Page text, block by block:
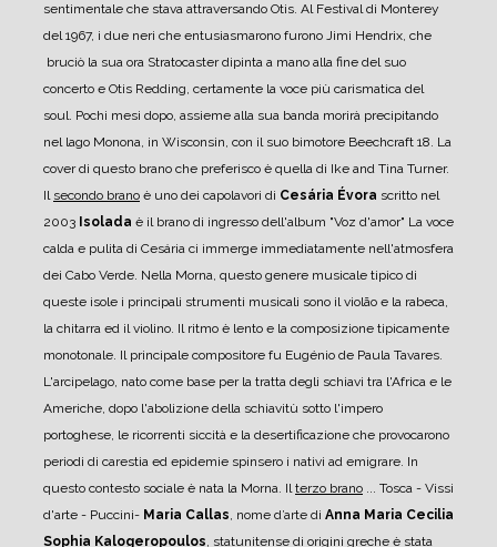
sentimentale che stava attraversando Otis. Al Festival di Monterey
del 1967, i due neri che entusiasmarono furono Jimi Hendrix, che
bruciò la sua ora Stratocaster dipinta a mano alla fine del suo
concerto e Otis Redding, certamente la voce più carismatica del
soul. Pochi mesi dopo, assieme alla sua banda morirà precipitando
nel lago Monona, in Wisconsin, con il suo bimotore Beechcraft 18. La
cover di questo brano che preferisco è quella di Ike and Tina Turner.
Il secondo brano è uno dei capolavori di Cesária Évora scritto nel
2003 Isolada è il brano di ingresso dell'album "Voz d'amor" La voce
calda e pulita di Cesária ci immerge immediatamente nell'atmosfera
dei Cabo Verde. Nella Morna, questo genere musicale tipico di
queste isole i principali strumenti musicali sono il violão e la rabeca,
la chitarra ed il violino. Il ritmo è lento e la composizione tipicamente
monotonale. Il principale compositore fu Eugénio de Paula Tavares.
L'arcipelago, nato come base per la tratta degli schiavi tra l'Africa e le
Americhe, dopo l'abolizione della schiavitù sotto l'impero
portoghese, le ricorrenti siccità e la desertificazione che provocarono
periodi di carestia ed epidemie spinsero i nativi ad emigrare. In
questo contesto sociale è nata la Morna. Ilterzo brano ... Tosca - Vissi
d'arte - Puccini- Maria Callas, nome d’arte di Anna Maria Cecilia
Sophia Kalogeropoulos, statunitense di origini greche è stata